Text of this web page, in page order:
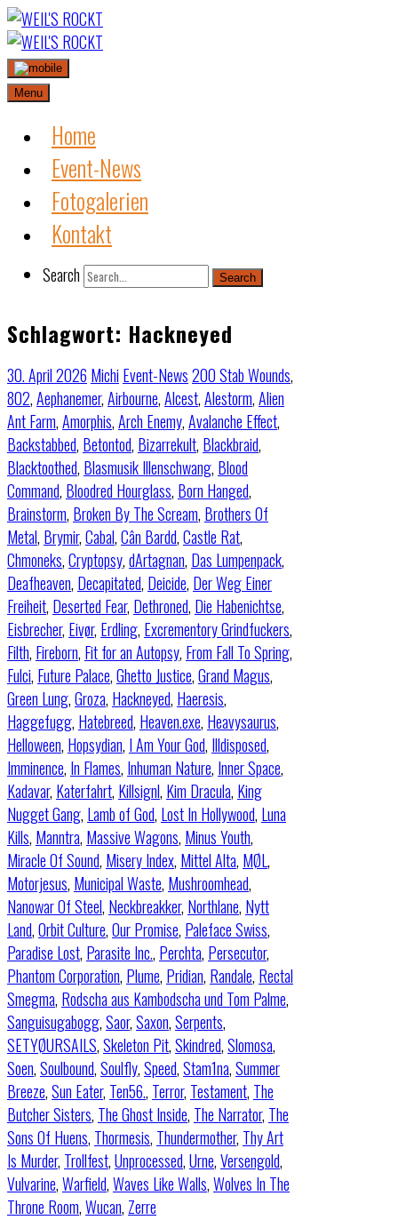
Skip
to
content
Menu
Home
Event-News
Fotogalerien
Kontakt
Search Search
Schlagwort: Hackneyed
30. April 2026 Michi Event-News200 Stab Wounds,
802,Aephanemer,Airbourne,Alcest,Alestorm,Alien
Ant Farm,Amorphis,Arch Enemy,Avalanche Effect,
Backstabbed, Betontod, Bizarrekult, Blackbraid,
Blacktoothed, Blasmusik Illenschwang, Blood
Command, Bloodred Hourglass, Born Hanged,
Brainstorm, Broken By The Scream, Brothers Of
Metal, Brymir,Cabal,Cân Bardd,Castle Rat,
Chmoneks,Cryptopsy,dArtagnan, Das Lumpenpack,
Deafheaven, Decapitated, Deicide, Der Weg Einer
Freiheit, Deserted Fear, Dethroned, Die Habenichtse,
Eisbrecher, Eivør, Erdling, Excrementory Grindfuckers,
Filth, Fireborn, Fit for an Autopsy, From Fall To Spring,
Fulci, Future Palace,Ghetto Justice,Grand Magus,
Green Lung,Groza, Hackneyed, Haeresis,
Haggefugg, Hatebreed, Heaven.exe, Heavysaurus,
Helloween, Hopsydian, I Am Your God, Illdisposed,
Imminence, In Flames, Inhuman Nature, Inner Space,
Kadavar, Katerfahrt, Killsignl, Kim Dracula, King
Nugget Gang, Lamb of God, Lost In Hollywood, Luna
Kills, Manntra, Massive Wagons, Minus Youth,
Miracle Of Sound, Misery Index, Mittel Alta, MØL,
Motorjesus, Municipal Waste, Mushroomhead,
Nanowar Of Steel, Neckbreakker, Northlane, Nytt
Land,Orbit Culture,Our Promise, Paleface Swiss,
Paradise Lost, Parasite Inc., Perchta, Persecutor,
Phantom Corporation, Plume, Pridian, Randale, Rectal
Smegma, Rodscha aus Kambodscha und Tom Palme,
Sanguisugabogg,Saor,Saxon,Serpents,
SETYØURSAILS,Skeleton Pit,Skindred,Slomosa,
Soen,Soulbound,Soulfly,Speed,Stam1na,Summer
Breeze,Sun Eater, Ten56., Terror, Testament, The
Butcher Sisters, The Ghost Inside, The Narrator, The
Sons Of Huens, Thormesis, Thundermother, Thy Art
Is Murder, Trollfest,Unprocessed,Urne,Versengold,
Vulvarine,Warfield,Waves Like Walls,Wolves In The
Throne Room,Wucan, Zerre